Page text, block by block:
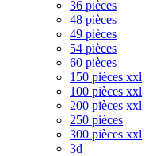
36 pièces
48 pièces
49 pièces
54 pièces
60 pièces
150 pièces xxl
100 pièces xxl
200 pièces xxl
250 pièces
300 pièces xxl
3d